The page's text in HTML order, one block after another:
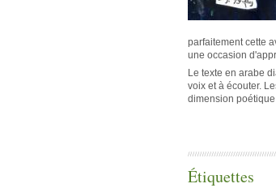
parfaitement cette
une occasion
Le texte en arabe
voix et à écouter.
dimension
Étiquettes